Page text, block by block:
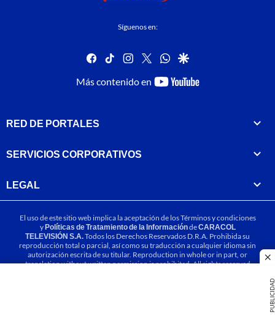
PUBLICIDAD
Síguenos en:
facebook
tiktok instagram
twitterwhatsapp
google
Más contenido en
youtube-
RED DE PORTALES
SERVICIOS CORPORATIVOS
LEGAL
El uso de este sitio web implica la aceptación de losTérminos y condiciones
yPolíticas de Tratamiento de la InformacióndeCARACOL
TELEVISIÓN S.A.Todos los Derechos Reservados D.R.A. Prohibida su
reproducción total o parcial, así como su traducción a cualquier idioma sin
autorización escrita de su titular. Reproduction in whole or in part, or
translation without written permission is prohibited. All rights reserved